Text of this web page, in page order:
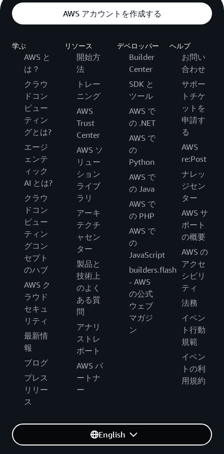
AWS アカウントを作成する
学ぶ
AWS と
は？
クラウ
ドコン
ピュー
ティン
グとは?
エージ
ェンテ
ィック
AI とは?
クラウ
ドコン
ピュー
ティン
グコン
セプト
のハブ
AWS ク
ラウド
セキュ
リティ
最新情
報
ブログ
プレス
リリー
ス
リソース
開始方
法
トレー
ニング
AWS
Trust
Center
AWS ソ
リュー
ション
ライブ
ラリ
アーキ
テクチ
ャセン
ター
製品と
技術上
のよく
ある質
問
アナリ
ストレ
ポート
AWS パ
ートナ
ー
デベロッパー
Builder
Center
SDK と
ツール
AWS で
の .NET
AWS で
の
Python
AWS で
の Java
AWS で
の PHP
AWS で
の
JavaScript
builders.flash
- AWS
の公式
ウェブ
マガジ
ン
ヘルプ
お問い
合わせ
サポー
トチケ
ットを
申請す
る
AWS
re:Post
ナレッ
ジセン
ター
AWS サ
ポート
の概要
AWS の
アクセ
シビリ
ティ
法務
イベン
ト行動
規範
イベン
トの利
用規約
English